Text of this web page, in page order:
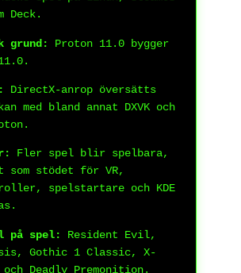
Deck.
grund:
Proton 11.0 bygger
DirectX-anrop översätts
med bland annat DXVK och
Fler spel blir spelbara,
som stödet för VR,
spelstartare och KDE
på spel:
Resident Evil,
Gothic 1 Classic, X-
och Deadly Premonition.